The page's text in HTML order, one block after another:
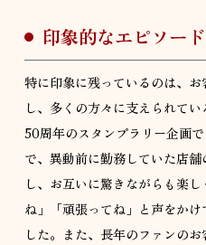
印象的なエピソード
特に印象に残っているのは、
し、多くの方々に支えられてい
50周年のスタンプラリー企画
で、異動前に勤務していた店
し、お互いに驚きながらも楽
ね」「頑張ってね」と声をか
した。また、長年のファンの